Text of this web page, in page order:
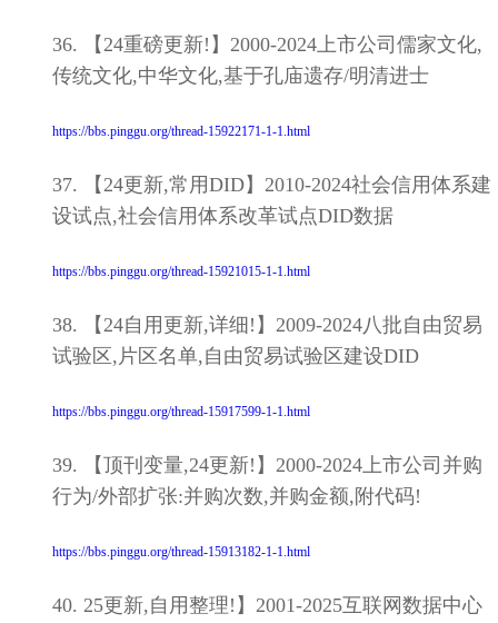
36. 【24重磅更新!】2000-2024上市公司儒家文化,
传统文化,中华文化,基于孔庙遗存/明清进士
https://bbs.pinggu.org/thread-15922171-1-1.html
37. 【24更新,常用DID】2010-2024社会信用体系建
设试点,社会信用体系改革试点DID数据
https://bbs.pinggu.org/thread-15921015-1-1.html
38. 【24自用更新,详细!】2009-2024八批自由贸易
试验区,片区名单,自由贸易试验区建设DID
https://bbs.pinggu.org/thread-15917599-1-1.html
39. 【顶刊变量,24更新!】2000-2024上市公司并购
行为/外部扩张:并购次数,并购金额,附代码!
https://bbs.pinggu.org/thread-15913182-1-1.html
40. 25更新,自用整理!】2001-2025互联网数据中心